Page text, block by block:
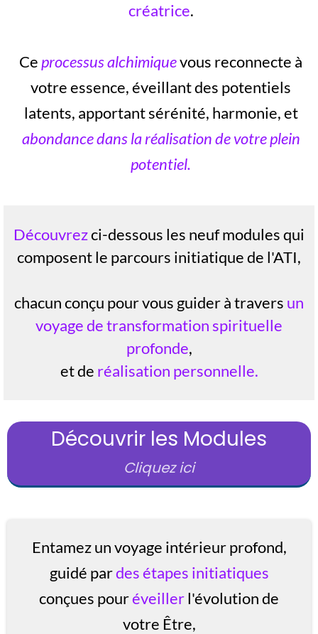
créatrice.
Ce processus alchimiquevous reconnecte à
votre essence, éveillant des potentiels
latents, apportant sérénité, harmonie, et
abondance dans la réalisation de votre plein
potentiel.
Découvrezci-dessous les neuf modules qui
composent le parcours initiatique de l'ATI,
chacun conçu pour vous guider à travers un
voyage de transformation spirituelle
profonde,
et de réalisation personnelle.
Découvrir les Modules
Cliquez ici
Entamez un voyage intérieur profond,
guidé pardes étapes initiatiques
conçues pouréveillerl'évolution de
votre Être,